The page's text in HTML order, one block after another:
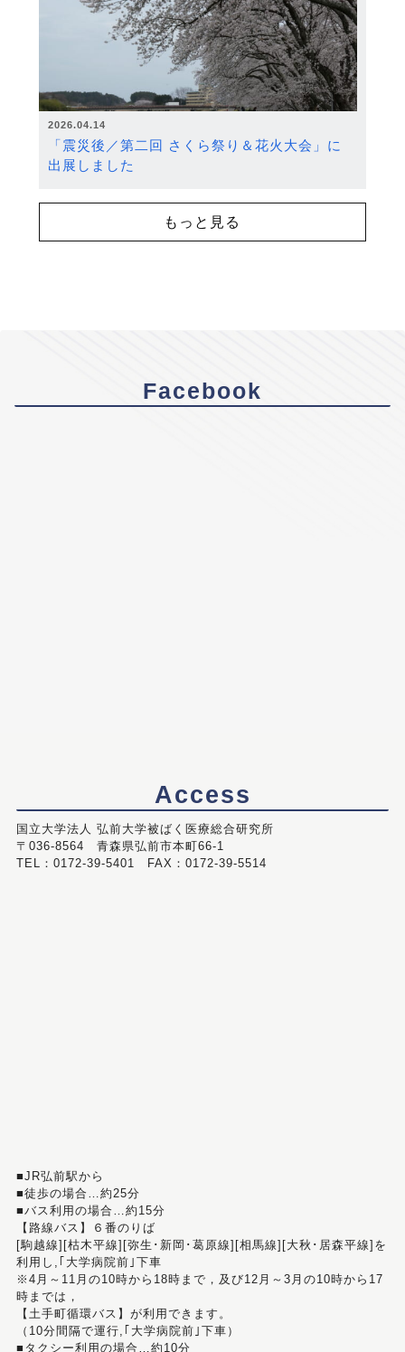
2026.04.14
「震災後／第二回 さくら祭り＆花火大会」に
出展しました
もっと見る
Facebook
Access
国立大学法人 弘前大学被ばく医療総合研究所
〒036-8564 青森県弘前市本町66-1
TEL：0172-39-5401 FAX：0172-39-5514
■JR弘前駅から
■徒歩の場合…約25分
■バス利用の場合…約15分
【路線バス】６番のりば
[駒越線][枯木平線][弥生･新岡･葛原線][相馬線][大秋･居森平線]を
利用し,｢大学病院前｣下車
※4月～11月の10時から18時まで，及び12月～3月の10時から17
時までは，
【土手町循環バス】が利用できます。
（10分間隔で運行,｢大学病院前｣下車）
■タクシー利用の場合…約10分